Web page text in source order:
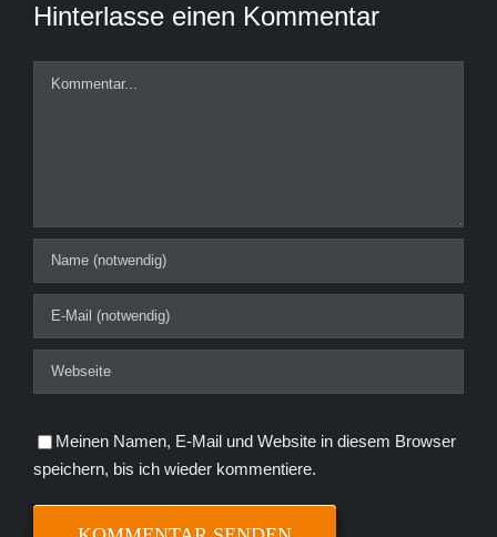
Hinterlasse einen Kommentar
Kommentar
Meinen Namen, E-Mail und Website in diesem Browser
speichern, bis ich wieder kommentiere.